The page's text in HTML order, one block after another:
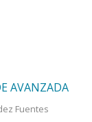
AVANZADA
Fuentes